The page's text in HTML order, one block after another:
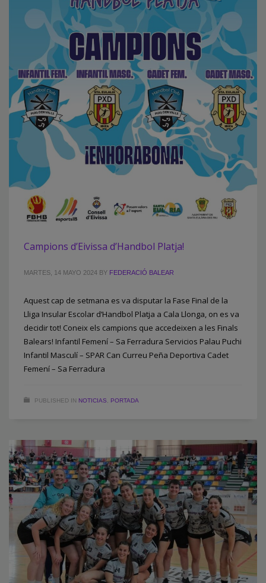
Campions d’Eivissa d’Handbol Platja!
MARTES, 14 MAYO 2024 BY FEDERACIÓ BALEAR
Aquest cap de setmana es va disputar la Fase Final de la
Lliga Insular Escolar d’Handbol Platja a Cala Llonga, on es va
decidir tot! Coneix els campions que accedeixen a les Finals
Balears! Infantil Femení – Sa Ferradura Servicios Palau Puchi
Infantil Masculí – SPAR Can Curreu Peña Deportiva Cadet
Femení – Sa Ferradura
PUBLISHED IN NOTICIAS PORTADA